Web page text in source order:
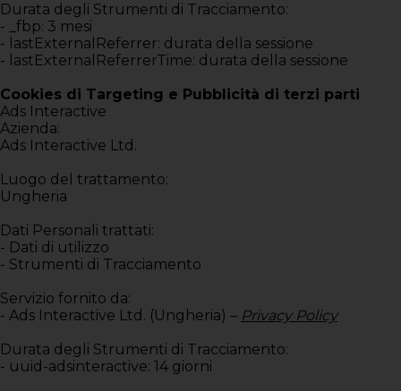
Durata degli Strumenti di Tracciamento:
- _fbp: 3 mesi
- lastExternalReferrer: durata della sessione
- lastExternalReferrerTime: durata della sessione
Cookies di Targeting e Pubblicità di terzi parti
Ads Interactive
Azienda:
Ads Interactive Ltd.
Luogo del trattamento:
Ungheria
Dati Personali trattati:
- Dati di utilizzo
- Strumenti di Tracciamento
Servizio fornito da:
- Ads Interactive Ltd. (Ungheria) – Privacy Policy
Durata degli Strumenti di Tracciamento:
- uuid-adsinteractive: 14 giorni